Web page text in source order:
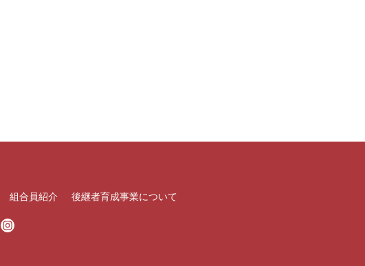
組合員紹介 後継者育成事業について